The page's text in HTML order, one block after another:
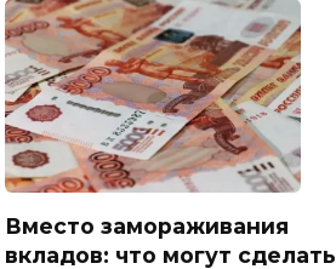
Вместо замораживания
вкладов: что могут сделать